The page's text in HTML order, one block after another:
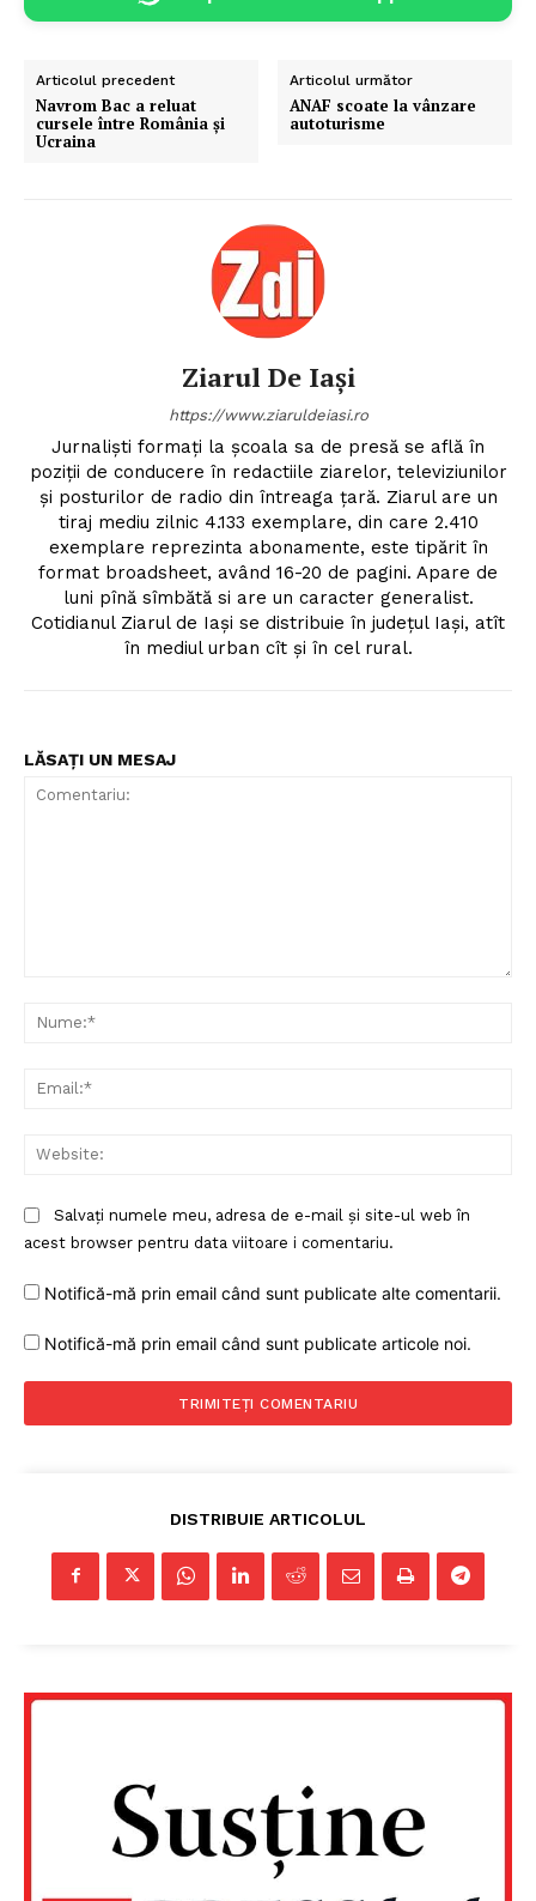
Articolul precedent
Navrom Bac a reluat
cursele între România și
Ucraina
Articolul următor
ANAF scoate la vânzare
autoturisme
Ziarul De Iași
https://www.ziaruldeiasi.ro
Jurnalişti formaţi la şcoala sa de presă se află în
poziţii de conducere în redactiile ziarelor, televiziunilor
şi posturilor de radio din întreaga ţară. Ziarul are un
tiraj mediu zilnic 4.133 exemplare, din care 2.410
exemplare reprezinta abonamente, este tipărit în
format broadsheet, având 16-20 de pagini. Apare de
luni pînă sîmbătă si are un caracter generalist.
Cotidianul Ziarul de Iaşi se distribuie în judeţul Iaşi, atît
în mediul urban cît şi în cel rural.
LĂSAȚI UN MESAJ
Salvați numele meu, adresa de e-mail și site-ul web în
acest browser pentru data viitoare i comentariu.
Notifică-mă prin email când sunt publicate alte comentarii.
Notifică-mă prin email când sunt publicate articole noi.
DISTRIBUIE ARTICOLUL